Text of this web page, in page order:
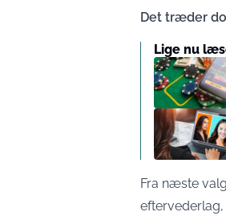
Det træder
Lige nu
Fra næste